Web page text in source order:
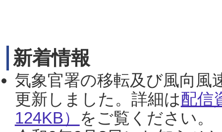
新着情報
気象官署の移転及び風向風
更新しました。詳細は配信
124KB） をご覧ください。